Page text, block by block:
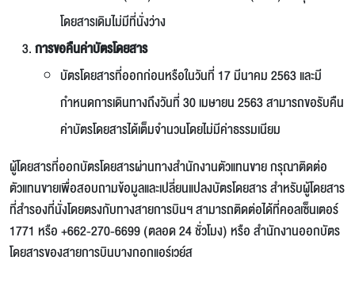
โดยสารเดิมไม่มีที่นั่งว่าง
การขอคืนค่าบัตรโดยสาร
บัตรโดยสารที่ออกก่อนหรือในวันที่ 17 มีนาคม 2563 และมี
กำหนดการเดินทางถึงวันที่ 30 เมษายน 2563 สามารถขอรับคืน
ค่าบัตรโดยสารได้เต็มจำนวนโดยไม่มีค่าธรรมเนียม
ผู้โดยสารที่ออกบัตรโดยสารผ่านทางสำนักงานตัวแทนขาย กรุณาติดต่อ
ตัวแทนขายเพื่อสอบถามข้อมูลและเปลี่ยนแปลงบัตรโดยสาร สำหรับผู้โดยสาร
ที่สำรองที่นั่งโดยตรงกับทางสายการบินฯ สามารถติดต่อได้ที่คอลเซ็นเตอร์
1771 หรือ +662-270-6699 (ตลอด 24 ชั่วโมง) หรือ สำนักงานออกบัตร
โดยสารของสายการบินบางกอกแอร์เวย์ส